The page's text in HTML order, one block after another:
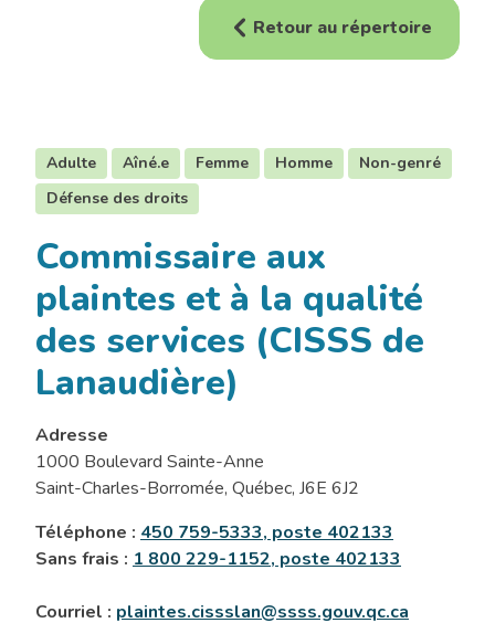
Retour au répertoire
Adulte Aîné.e Femme Homme
Non-genré
Défense des droits
Commissaire aux
plaintes et à la qualité
des services (CISSS de
Lanaudière)
Adresse
1000 Boulevard Sainte-Anne
Saint-Charles-Borromée, Québec, J6E 6J2
Téléphone : 450 759-5333, poste 402133
Sans frais : 1 800 229-1152, poste 402133
Courriel : plaintes.cissslan@ssss.gouv.qc.ca